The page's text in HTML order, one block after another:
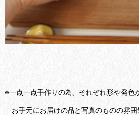
※一点一点手作りの為、それぞれ形や発色
お手元にお届けの品と写真のものの雰